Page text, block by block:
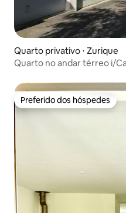
Quarto privativo ⋅ Zurique
Quarto no andar térreo i/
Preferido dos hóspedes
Preferido dos hóspedes